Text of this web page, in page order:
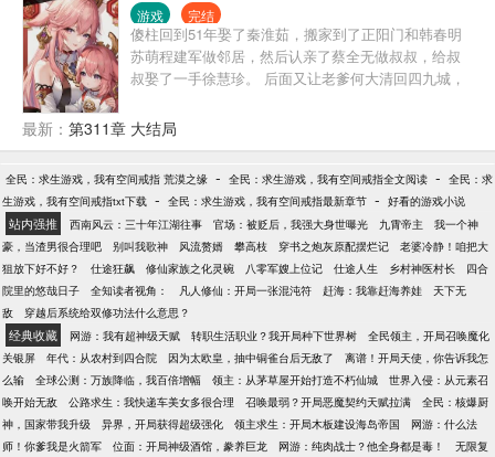
下水道》，人品有保障，放心追读。
游戏 完结
傻柱回到51年娶了秦淮茹，搬家到了正阳门和韩春明
苏萌程建军做邻居，然后认亲了蔡全无做叔叔，给叔
叔娶了一手徐慧珍。 后面又让老爹何大清回四九城，
娶了韩春明的二姐，女儿嫁给了韩春明。 何雨柱自己
也成了一代传奇。
最新： 第311章 大结局
全民：求生游戏，我有空间戒指 荒漠之缘 - 全民：求生游戏，我有空间戒指全文阅读 - 全民：求
生游戏，我有空间戒指txt下载 - 全民：求生游戏，我有空间戒指最新章节 - 好看的游戏小说
站内强推 西南风云：三十年江湖往事 官场：被贬后，我强大身世曝光 九霄帝主
我一个神
豪，当渣男很合理吧
别叫我歌神 风流赘婿 攀高枝 穿书之炮灰原配摆烂记
老婆冷静！咱把大
狙放下好不好？
仕途狂飙 修仙家族之化灵碗 八零军嫂上位记 仕途人生 乡村神医村长
四合
院里的悠哉日子
全知读者视角： 凡人修仙：开局一张混沌符 赶海：我靠赶海养娃
天下无
敌
穿越后系统给双修功法什么意思？
经典收藏 网游：我有超神级天赋 转职生活职业？我开局种下世界树
全民领主，开局召唤魔化
关银屏
年代：从农村到四合院 因为太欧皇，抽中铜雀台后无敌了
离谱！开局天使，你告诉我怎
么输
全球公测：万族降临，我百倍增幅 领主：从茅草屋开始打造不朽仙城
世界入侵：从元素召
唤开始无敌
公路求生：我快递车美女多很合理 召唤最弱？开局恶魔契约天赋拉满
全民：核爆厨
神，国家带我升级
异界，开局获得超级强化 领主求生：开局木板建设海岛帝国
网游：什么法
师！你爹我是火箭军
位面：开局神级酒馆，豢养巨龙 网游：纯肉战士？他全身都是毒！
无限复